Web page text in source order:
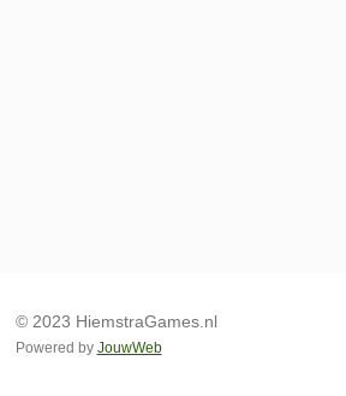
© 2023 HiemstraGames.nl
Powered by JouwWeb